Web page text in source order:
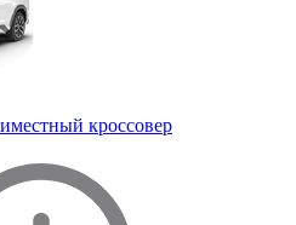
кроссовер